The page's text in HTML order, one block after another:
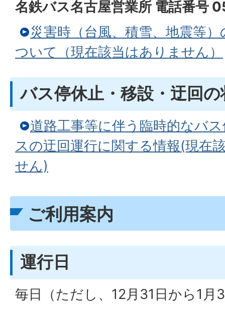
名鉄バス名古屋営業所 電話番号
災害時（台風、積雪、地震等
ついて（現在該当はありません）
バス停休止・移設・迂回
道路工事等に伴う臨時的なバ
スの迂回運行に関する情報(現在
せん)
ご利用案内
運行日
毎日（ただし、12月31日から1月